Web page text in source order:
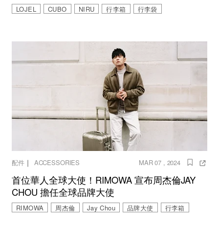
LOJEL CUBO NIRU 行李箱 行李袋
配件｜ ACCESSORIES MAR 07 , 2024
首位華人全球大使！RIMOWA 宣布周杰倫JAY
CHOU 擔任全球品牌大使
RIMOWA 周杰倫 Jay Chou 品牌大使 行李箱